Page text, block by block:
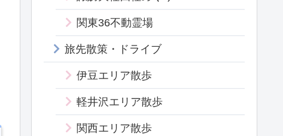
関東36不動霊場
旅先散策・ドライブ
伊豆エリア散歩
軽井沢エリア散歩
関西エリア散歩